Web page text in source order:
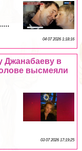
04 07 2026 1:18:16
Джанабаеву в
высмеяли
03 07 2026 17:19:25